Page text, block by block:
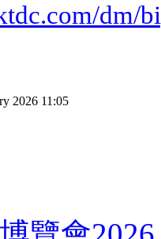
dm/
2026 11:05